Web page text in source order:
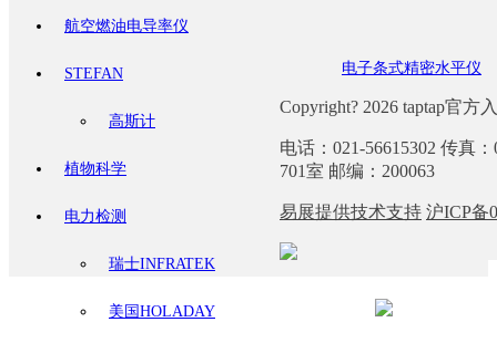
航空燃油电导率仪
STEFAN
高斯计
植物科学
电力检测
瑞士INFRATEK
美国HOLADAY
电子条式精密水平仪
Copyright? 2026 taptap官方
电话：021-56615302 传真
701室 邮编：200063
易展提供技术支持 沪ICP备